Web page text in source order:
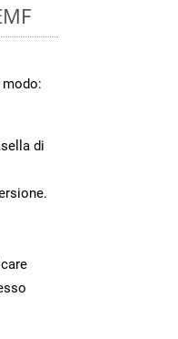
modo:
di